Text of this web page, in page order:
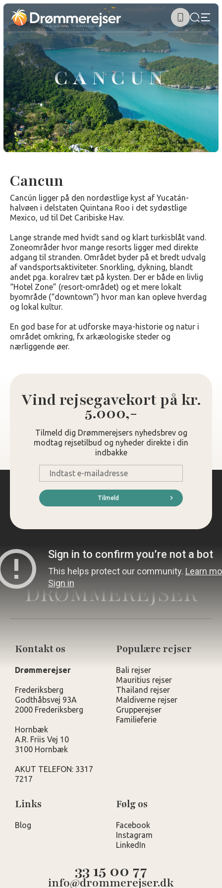
CANCUN
Cancun
Cancún ligger på den nordøstlige kyst af Yucatán-
halvøen i delstaten Quintana Roo i det sydøstlige
Mexico, ud til Det Caribiske Hav.
Lange strande med hvidt sand og klart turkisblåt vand.
Zoneområder hvor mange resorts ligger med direkte
adgang til stranden. Området byder på et bredt udvalg
af vandsportsaktiviteter. Snorkling, dykning, blandt
andet pga. koralrev tæt på kysten. Der er både en livlig
“Hotel Zone” (resort-området) og et mere lokalt
byområde (“downtown”) hvor man kan opleve hverdag
og lokal kultur.
En god base for at udforske maya-historie og natur i
området omkring, fx arkæologiske steder og
nærliggende øer.
Vind rejsegavekort på kr.
5.000,-
Tilmeld dig Drømmerejsers nyhedsbrev og
modtag rejsetilbud og nyheder direkte i din
indbakke
mail
*
Tilmeld
DRØMMEREJSER
Kontakt os
Drømmerejser
Frederiksberg
Godthåbsvej 93A
2000 Frederiksberg
Hornbæk
A.R. Friis Vej 10
3100 Hornbæk
AKUT TELEFON: 3317
7217
Populære rejser
Bali rejser
Mauritius rejser
Thailand rejser
Maldiverne rejser
Grupperejser
Familieferie
Links
Blog
Følg os
Facebook
Instagram
LinkedIn
33 15 00 77
info@drommerejser.dk